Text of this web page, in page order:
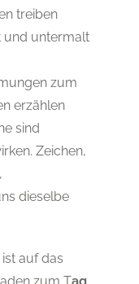
treiben
und untermalt
zum
erzählen
sind
Zeichen,
dieselbe
auf das